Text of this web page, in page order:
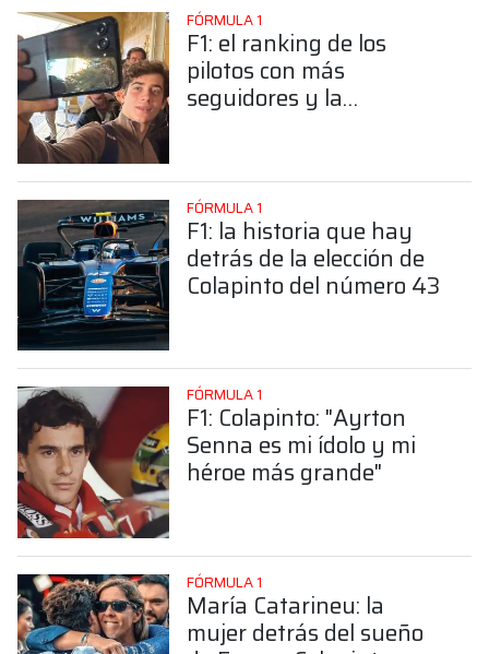
FÓRMULA 1
F1: el ranking de los
pilotos con más
seguidores y la
FÓRMULA 1
F1: la historia que hay
detrás de la elección de
Colapinto del número 43
FÓRMULA 1
F1: Colapinto: "Ayrton
Senna es mi ídolo y mi
héroe más grande"
FÓRMULA 1
María Catarineu: la
mujer detrás del sueño